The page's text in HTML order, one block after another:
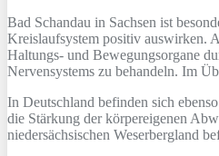
Bad Schandau in Sachsen ist
Kreislaufsystem positiv auswirken.
Haltungs- und Bewegungsorgane
Nervensystems zu behandeln. Im
In Deutschland befinden sich
die Stärkung der körpereigenen
niedersächsischen Weserbergland